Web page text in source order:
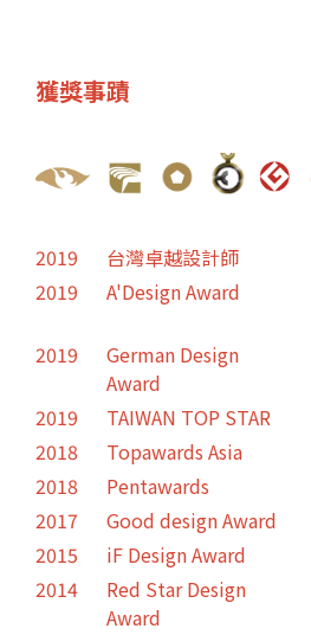
獲獎事蹟
2019 台灣卓越設計師
2019
A'Design Award
2019
German Design
Award
2019 TAIWAN TOP STAR
2018
Topawards Asia
2018
Pentawards
2017
Good design Award
2015
iF Design Award
2014
Red Star Design
Award